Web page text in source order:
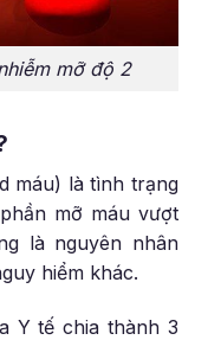
mỡ độ 2
máu) là tình trạng
mỡ máu vượt
là nguyên nhân
hiểm khác.
Y tế chia thành 3